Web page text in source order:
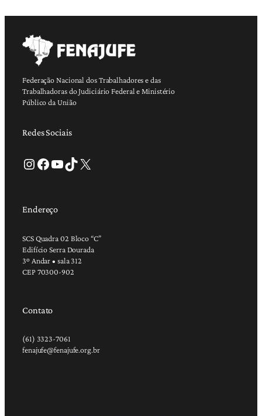
Federação Nacional dos Trabalhadores e das
Trabalhadoras do Judiciário Federal e Ministério
Público da União
Redes Sociais
Instagram Facebook Youtube TikTok X
Endereço
SCS Quadra 02 Bloco “C”
Edifício Serra Dourada
3º Andar • sala 312
CEP 70300-902
Contato
(61) 3323-7061
fenajufe@fenajufe.org.br